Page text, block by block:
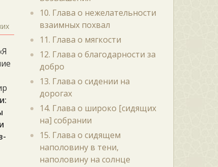
10. Глава о нежелательности
взаимных похвал
11. Глава о мягкости
12. Глава о благодарности за
добро
13. Глава о сидении на
дорогах
14. Глава о широко [сидящих
на] собрании
15. Глава о сидящем
наполовину в тени,
наполовину на солнце